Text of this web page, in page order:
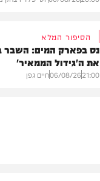
הסיפור המלא
נס בפארק המים: השבר
את ה'גידול הממאיר'
21:00
06/08/26חיים גפן